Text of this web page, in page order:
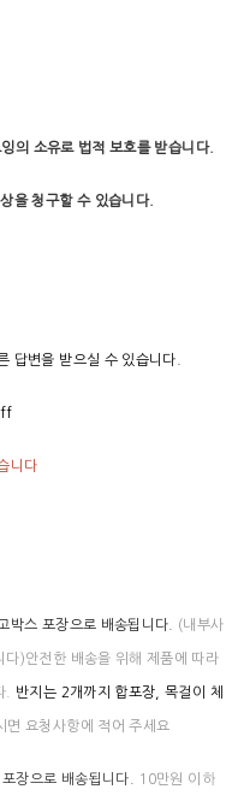
의 소유로 법적 보호를 받습니다.
을 청구할 수 있습니다.
답변을 받으실 수 있습니다.
니다
박스 포장으로 배송됩니다. (내부사
다)안전한 배송을 위해 제품에 따라
. 반지는 2개까지 합포장, 목걸이 체
면 요청사항에 적어 주세요
장으로 배송됩니다. 10만원 이하